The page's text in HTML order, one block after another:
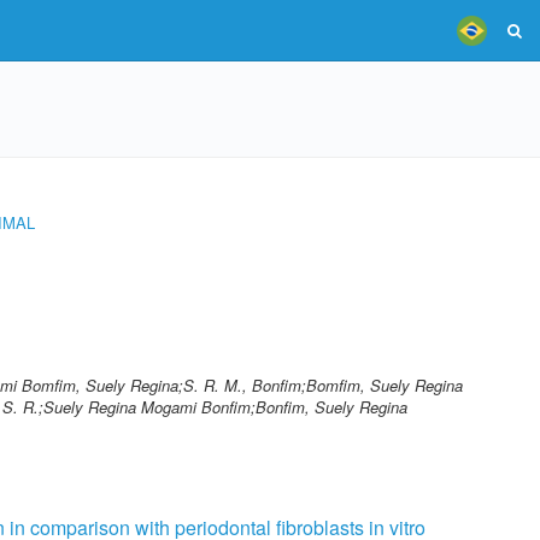
Bomfim, Suely Regina;S. R. M., Bonfim;Bomfim, Suely Regina
R.;Suely Regina Mogami Bonfim;Bonfim, Suely Regina
comparison with periodontal fibroblasts in vitro